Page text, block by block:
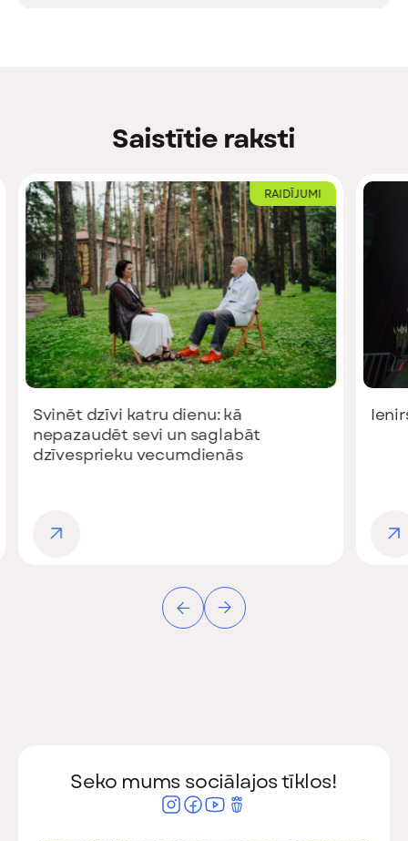
Saistītie raksti
RAIDĪJUMI
Svinēt dzīvi katru dienu: kā
nepazaudēt sevi un saglabāt
dzīvesprieku vecumdienās
Seko mums sociālajos tīklos!